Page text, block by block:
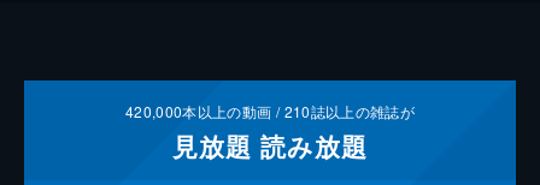
420,000本以上の動画 /210誌以上の雑誌が
見放題 読み放題